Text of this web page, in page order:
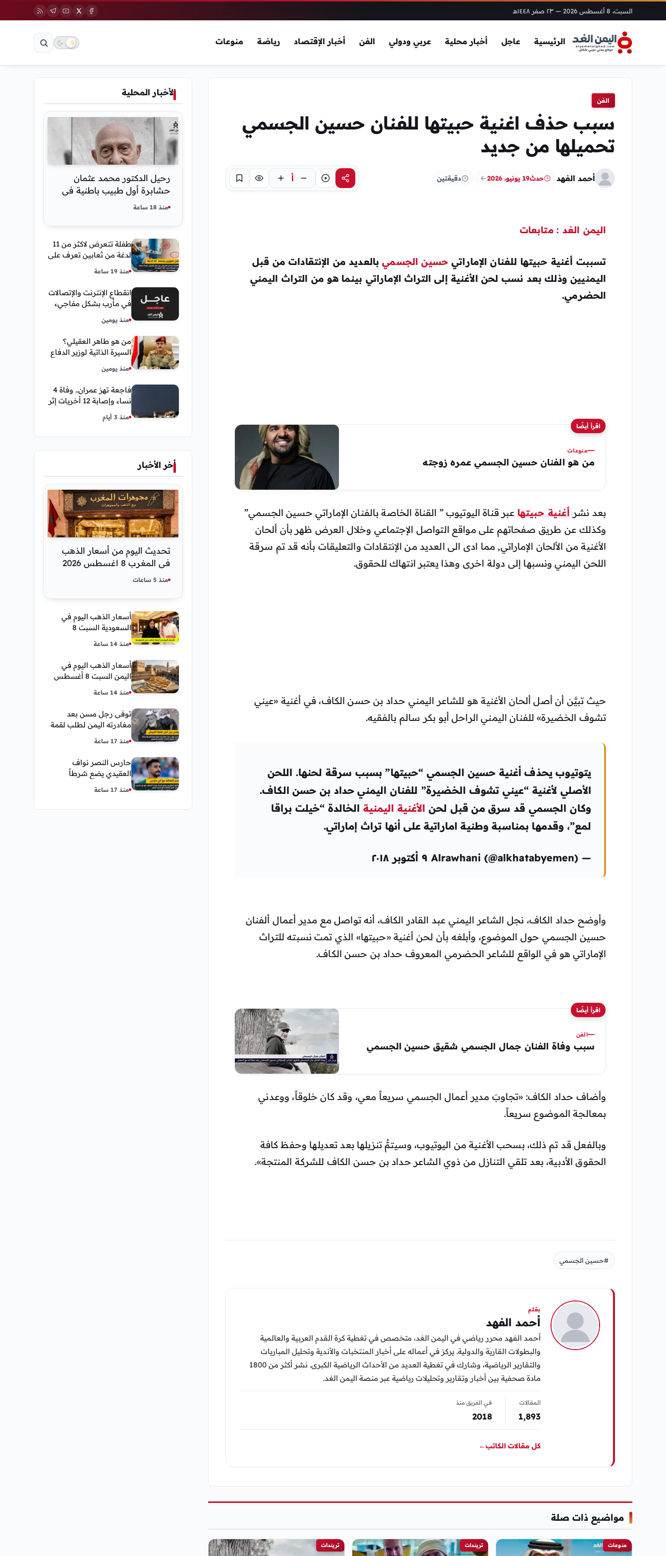
السبت، 8 أغسطس 2026 — ٢٣ صفر ١٤٤٨هـ
الرئيسية عاجل أخبار محلية عربي ودولي الفن أخبار الإقتصاد رياضة منوعات
الفن
سبب حذف اغنية حبيتها للفنان حسين الجسمي
تحميلها من جديد
أحمد الفهد حدث19 يونيو، 2026 دقيقتين مشاركةاستماع أ تركيز حفظ
اليمن الغد : متابعات
تسببت أغنية حبيتها للفنان الإماراتي حسين الجسميبالعديد من الإنتقادات من قبل
اليمنيين وذلك بعد نسب لحن الأغنية إلى التراث الإماراتي بينما هو من التراث اليمني
الحضرمي.
اقرأ أيضًا
منوعات
من هو الفنان حسين الجسمي عمره زوجته
بعد نشر أغنية حبيتها عبر قناة اليوتيوب ” القناة الخاصة بالفنان الإماراتي حسين الجسمي”
وكذلك عن طريق صفحاتهم على مواقع التواصل الإجتماعي وخلال العرض ظهر بأن ألحان
الأغنية من الألحان الإماراتي, مما ادى الى العديد من الإنتقادات والتعليقات بأنه قد تم سرقة
اللحن اليمني ونسبها إلى دولة اخرى وهذا يعتبر انتهاك للحقوق.
حيث تبيَّن أن أصل ألحان الأغنية هو للشاعر اليمني حداد بن حسن الكاف، في أغنية «عيني
تشوف الخضيرة» للفنان اليمني الراحل أبو بكر سالم بالفقيه.
يتوتيوب يحذف أغنية حسين الجسمي “حبيتها” بسبب سرقة لحنها. اللحن
الأصلي لأغنية “عيني تشوف الخضيرة” للفنان اليمني حداد بن حسن الكاف.
وكان الجسمي قد سرق من قبل لحن الأغنية اليمنية الخالدة “خيلت براقا
لمع”، وقدمها بمناسبة وطنية اماراتية على أنها تراث إماراتي.
— Alrawhani (@alkhatabyemen) ٩ أكتوبر ٢٠١٨
وأوضح حداد الكاف، نجل الشاعر اليمني عبد القادر الكاف، أنه تواصل مع مدير أعمال ألفنان
حسين الجسمي حول الموضوع، وأبلغه بأن لحن أغنية «حبيتها» الذي تمت نسبته للتراث
الإماراتي هو في الواقع للشاعر الحضرمي المعروف حداد بن حسن الكاف.
اقرأ أيضًا
الفن
سبب وفاة الفنان جمال الجسمي شقيق حسين الجسمي
وأضاف حداد الكاف: «تجاوبَ مدير أعمال الجسمي سريعاً معي، وقد كان خلوقاً، ووعدني
بمعالجة الموضوع سريعاً.
وبالفعل قد تم ذلك، بسحب الأغنية من اليوتيوب، وسيتمُّ تنزيلها بعد تعديلها وحفظ كافة
الحقوق الأدبية، بعد تلقي التنازل من ذوي الشاعر حداد بن حسن الكاف للشركة المنتجة».
#حسين الجسمي
بقلم
أحمد الفهد
أحمد الفهد محرر رياضي في اليمن الغد، متخصص في تغطية كرة القدم العربية والعالمية
والبطولات القارية والدولية. يركز في أعماله على أخبار المنتخبات والأندية وتحليل المباريات
والتقارير الرياضية، وشارك في تغطية العديد من الأحداث الرياضية الكبرى. نشر أكثر من 1800
مادة صحفية بين أخبار وتقارير وتحليلات رياضية عبر منصة اليمن الغد.
المقالات
1٬893
في الفريق منذ
2018
كل مقالات الكاتب←
مواضيع ذات صلة
منوعات تريندات تريندات
الأخبار المحلية
رحيل الدكتور محمد عثمان
حشابرة أول طبيب باطنية في
الحديدة
منذ 18 ساعة
طفلة تتعرض لاكثر من 11
لدغة من ثعابين تعرف على
العريقي
منذ 19 ساعة
انقطاع الإنترنت والإتصالات
في مأرب بشكل مفاجيء
منذ يومين
من هو طاهر العقيلي؟
السيرة الذاتية لوزير الدفاع
مناصبه
منذ يومين
فاجعة تهز عمران.. وفاة 4
نساء وإصابة 12 أخريات إثر
صاعقة رعدية خلال مناسبة
اجتماعية
منذ 3 أيام
أخر الأخبار
تحديث اليوم من أسعار الذهب
في المغرب 8 اغسطس 2026
كم عسر الجنية الذهب
منذ 5 ساعات
أسعار الذهب اليوم في
السعودية السبت 8
مباشر
منذ 14 ساعة
أسعار الذهب اليوم في
اليمن السبت 8 أغسطس
وعدن
منذ 14 ساعة
توفى رجل مسن بعد
مغادرته اليمن لطلب لقمة
يقدمها لإبنته
منذ 17 ساعة
حارس النصر نواف
العقيدي يضع شرطاً
النادي
منذ 17 ساعة